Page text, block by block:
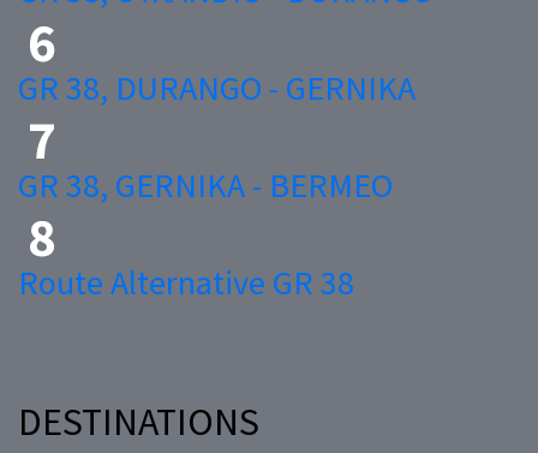
GR 38, DURANGO - GERNIKA
GR 38, GERNIKA - BERMEO
Route Alternative GR 38
DESTINATIONS